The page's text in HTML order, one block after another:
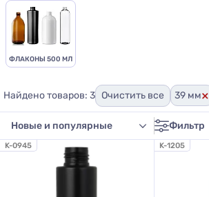
ФЛАКОНЫ 500 МЛ
Найдено товаров: 3 Очистить все 39 мм×
Фильтр
K-0945 K-1205